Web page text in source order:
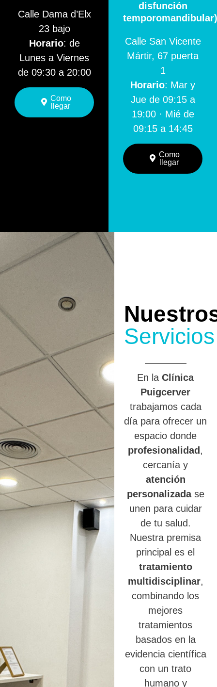
Calle Dama d’Elx
23 bajo
Horario: de
Lunes a Viernes
de 09:30 a 20:00
Como
llegar
disfunción
temporomandibular)
Calle San Vicente
Mártir, 67 puerta
1
Horario: Mar y
Jue de 09:15 a
19:00 · Mié de
09:15 a 14:45
Como
llegar
Servicios
En laClínica
Puigcerver
trabajamos cada
día para ofrecer un
espacio donde
profesionalidad ,
cercanía y
atención
personalizadase
unen para cuidar
de tu salud.
Nuestra premisa
principal es el
tratamiento
multidisciplinar,
combinando los
mejores
tratamientos
basados en la
evidencia científica
con un trato
humano y